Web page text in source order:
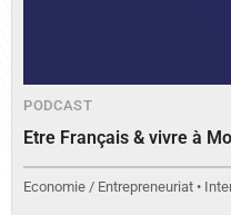
PODCAST
Etre Français & vivre à
Economie / Entrepreneuriat •